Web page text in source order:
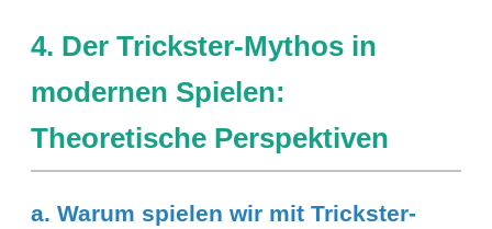
4. Der Trickster-Mythos in
modernen Spielen:
Theoretische Perspektiven
a. Warum spielen wir mit Trickster-